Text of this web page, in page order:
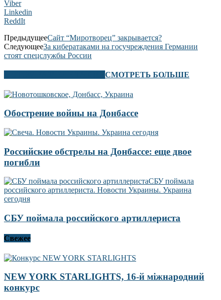
Viber
Linkedin
ReddIt
ПредыдущееСайт “Миротворец” закрывается?
СледующееЗа кибератаками на госучреждения Германии
стоят спецслужбы России
СМОТРЕТЬ БОЛЬШЕ
Обострение войны на Донбассе
Российские обстрелы на Донбассе: еще двое
погибли
СБУ поймала российского артиллериста
Свежее
NEW YORK STARLIGHTS, 16-й міжнародний
конкурс